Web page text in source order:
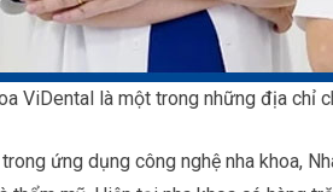
ViDental là một trong những địa chỉ
ứng dụng công nghệ nha khoa,